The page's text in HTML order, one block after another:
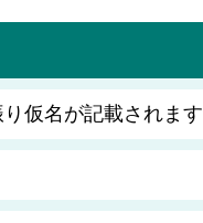
仮名が記載されます